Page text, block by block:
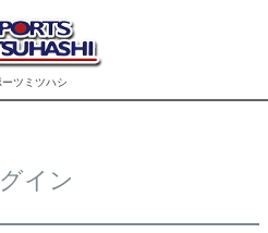
ーツミツハシ
イン